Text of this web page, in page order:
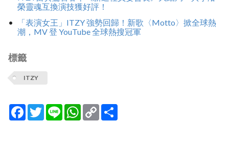
榮靈魂互換演技獲好評！
「表演女王」ITZY 強勢回歸！新歌〈Motto〉掀全球熱
潮，MV 登 YouTube 全球熱搜冠軍
標籤
ITZY
Facebook
TwitterLine WhatsApp
Copy
Link